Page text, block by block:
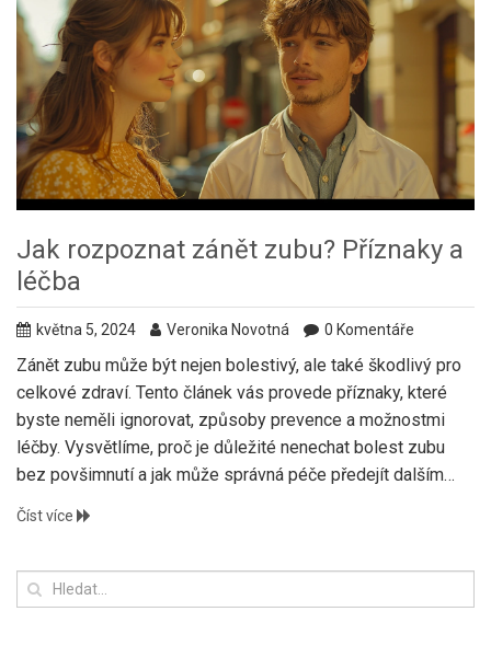
Jak rozpoznat zánět zubu? Příznaky a
léčba
května 5, 2024 Veronika Novotná 0 Komentáře
Zánět zubu může být nejen bolestivý, ale také škodlivý pro
celkové zdraví. Tento článek vás provede příznaky, které
byste neměli ignorovat, způsoby prevence a možnostmi
léčby. Vysvětlíme, proč je důležité nenechat bolest zubu
bez povšimnutí a jak může správná péče předejít dalším
komplikacím. Získejte užitečné tipy, jak pečovat o svá ústa a
zajistit si nejen zdravé, ale i šťastné úsměvy.
Číst více